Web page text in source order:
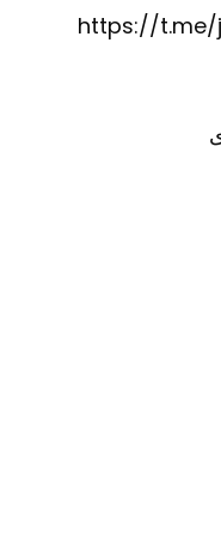
https://